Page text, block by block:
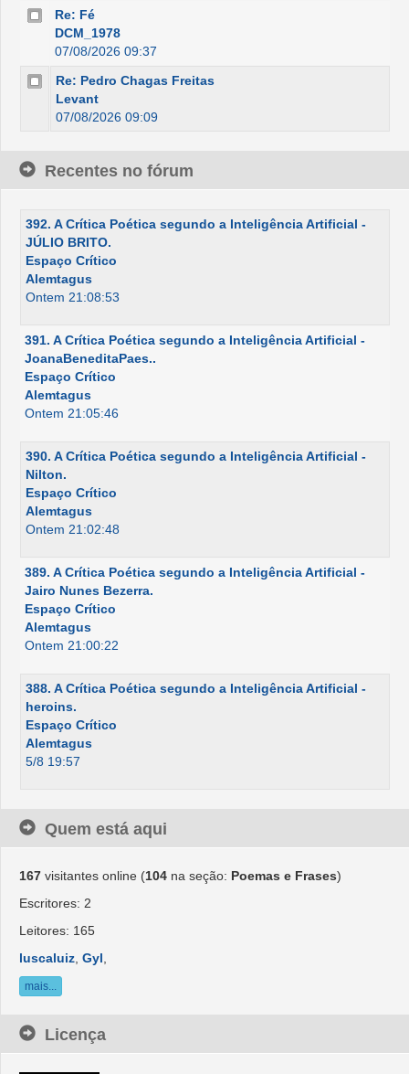
Re: Fé
DCM_1978
07/08/2026 09:37
Re: Pedro Chagas Freitas
Levant
07/08/2026 09:09
Recentes no fórum
392. A Crítica Poética segundo a Inteligência Artificial -
JÚLIO BRITO.
Espaço Crítico
Alemtagus
Ontem 21:08:53
391. A Crítica Poética segundo a Inteligência Artificial -
JoanaBeneditaPaes..
Espaço Crítico
Alemtagus
Ontem 21:05:46
390. A Crítica Poética segundo a Inteligência Artificial -
Nilton.
Espaço Crítico
Alemtagus
Ontem 21:02:48
389. A Crítica Poética segundo a Inteligência Artificial -
Jairo Nunes Bezerra.
Espaço Crítico
Alemtagus
Ontem 21:00:22
388. A Crítica Poética segundo a Inteligência Artificial -
heroins.
Espaço Crítico
Alemtagus
5/8 19:57
Quem está aqui
167 visitantes online (104 na seção: Poemas e Frases)
Escritores: 2
Leitores: 165
luscaluiz Gyl
mais...
Licença